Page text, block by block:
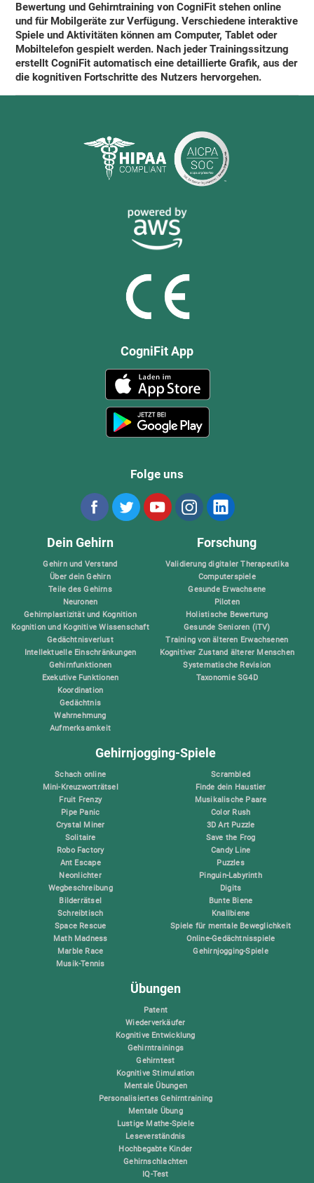
Bewertung und Gehirntraining von CogniFit stehen online
und für Mobilgeräte zur Verfügung. Verschiedene interaktive
Spiele und Aktivitäten können am Computer, Tablet oder
Mobiltelefon gespielt werden. Nach jeder Trainingssitzung
erstelltCogniFit automatisch eine detaillierte Grafik, aus der
die kognitiven Fortschritte des Nutzers hervorgehen.
CogniFit App
Folge uns
Dein Gehirn
Gehirn und Verstand
Über dein Gehirn
Teile des Gehirns
Neuronen
Gehirnplastizität und Kognition
Kognition und Kognitive Wissenschaft
Gedächtnisverlust
Intellektuelle Einschränkungen
Gehirnfunktionen
Exekutive Funktionen
Koordination
Gedächtnis
Wahrnehmung
Aufmerksamkeit
Forschung
Validierung digitaler Therapeutika
Computerspiele
Gesunde Erwachsene
Piloten
Holistische Bewertung
Gesunde Senioren (iTV)
Training von älteren Erwachsenen
Kognitiver Zustand älterer Menschen
Systematische Revision
Taxonomie SG4D
Gehirnjogging-Spiele
Schach online
Mini-Kreuzworträtsel
Fruit Frenzy
Pipe Panic
Crystal Miner
Solitaire
Robo Factory
Ant Escape
Neonlichter
Wegbeschreibung
Bilderrätsel
Schreibtisch
Space Rescue
Math Madness
Marble Race
Musik-Tennis
Scrambled
Finde dein Haustier
Musikalische Paare
Color Rush
3D Art Puzzle
Save the Frog
Candy Line
Puzzles
Pinguin-Labyrinth
Digits
Bunte Biene
Knallbiene
Spiele für mentale Beweglichkeit
Online-Gedächtnisspiele
Gehirnjogging-Spiele
Übungen
Patent
Wiederverkäufer
Kognitive Entwicklung
Gehirntrainings
Gehirntest
Kognitive Stimulation
Mentale Übungen
Personalisiertes Gehirntraining
Mentale Übung
Lustige Mathe-Spiele
Leseverständnis
Hochbegabte Kinder
Gehirnschlachten
IQ-Test